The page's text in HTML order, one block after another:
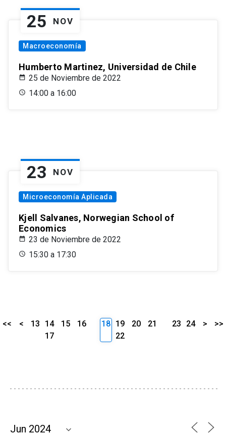
25 NOV
Macroeconomía
Humberto Martinez, Universidad de Chile
25 de Noviembre de 2022
14:00 a 16:00
23 NOV
Microeconomía Aplicada
Kjell Salvanes, Norwegian School of
Economics
23 de Noviembre de 2022
15:30 a 17:30
<< < 13 14 15
16
17
18 19 20
21
22
23 24 > >>